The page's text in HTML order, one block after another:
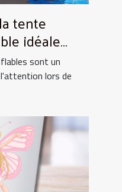
tente
idéale
sont un
lors de